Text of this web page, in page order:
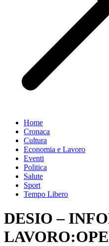
Home
Cronaca
Cultura
Economia e Lavoro
Eventi
Politica
Salute
Sport
Tempo Libero
DESIO –